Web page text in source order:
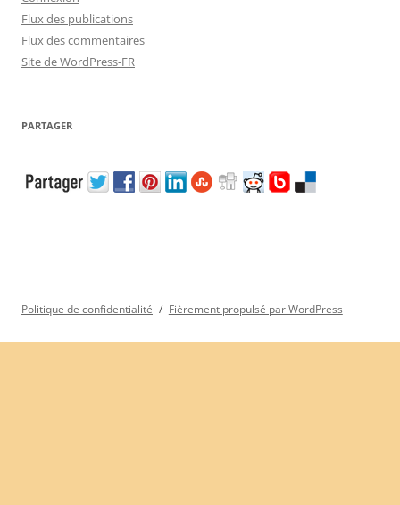
Flux des publications
Flux des commentaires
Site de WordPress-FR
PARTAGER
Politique de confidentialité Fièrement propulsé par WordPress